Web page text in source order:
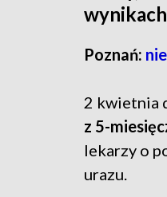
wynikach
Poznań:
2 kwietnia
z 5-
lekarzy o
urazu.